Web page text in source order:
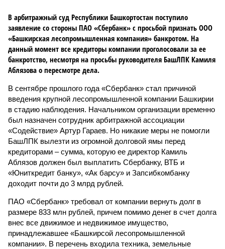
В арбитражный суд Республики Башкортостан поступило
заявление со стороны ПАО «Сбербанк» с просьбой признать ООО
«Башкирская лесопромышленная компания» банкротом. На
данный момент все кредиторы компании проголосовали за ее
банкротство, несмотря на просьбы руководителя БашЛПК Камиля
Аблязова о пересмотре дела.
В сентябре прошлого года «Сбербанк» стал причиной
введения крупной лесопромышленной компании Башкирии
в стадию наблюдения. Начальником организации временно
был назначен сотрудник арбитражной ассоциации
«Содействие» Артур Гараев. Но никакие меры не помогли
БашЛПК вылезти из огромной долговой ямы перед
кредиторами – сумма, которую ее директор Камиль
Аблязов должен был выплатить Сбербанку, ВТБ и
«Юниткредит банку», «Ак барсу» и Запсибкомбанку
доходит почти до 3 млрд рублей.
ПАО «Сбербанк» требовал от компании вернуть долг в
размере 833 млн рублей, причем помимо денег в счет долга
внес все движимое и недвижимое имущество,
принадлежавшее «Башкирсой лесопромышленной
компании». В перечень входила техника, земельные